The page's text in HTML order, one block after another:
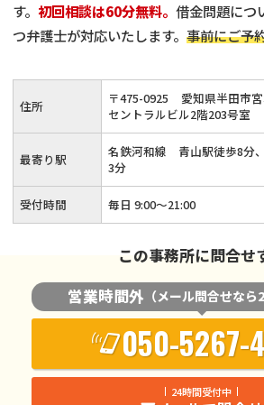
す。 初回相談は60分無料。 借金問題につ
つ弁護士が対応いたします。 事前にご予
日18時以降や、土日祝日のご相談にも対
バシーを守る完全個室を完備しています
談ください。
住所 〒475-0925
愛知県半田市
セントラルビル2階203号室
最寄り駅
名鉄河和線 青山駅徒歩8分
3分
受付時間 毎日 9:00～21:00
この事務所に問合せ
営業時間外 （メール問合せなら
050-5267-
24時間受付中